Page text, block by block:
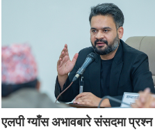
एलपी ग्याँस अभावबारे संसदमा प्रश्न